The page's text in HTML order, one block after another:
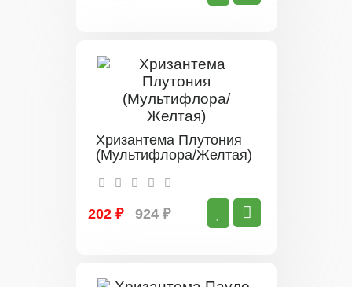
Хризантема Плутония
(Мультифлора/Желтая)
202 ₽ 924 ₽